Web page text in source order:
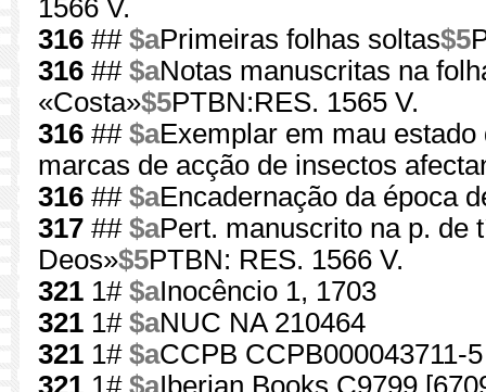
1566 V.
316 ## $aPrimeiras folhas soltas$5
316 ## $aNotas manuscritas na
«Costa»$5PTBN:RES. 1565 V.
316 ## $aExemplar em mau
marcas de acção de insectos
316 ## $aEncadernação da época
317 ## $aPert. manuscrito na p. de
Deos»$5PTBN: RES. 1566 V.
321 1# $aInocêncio 1, 1703
321 1# $aNUC NA 210464
321 1# $aCCPB CCPB000043711-5
321 1# $aIberian Books C9799